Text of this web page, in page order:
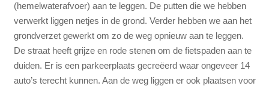
(hemelwaterafvoer) aan te leggen. De putten die we hebben
verwerkt liggen netjes in de grond. Verder hebben we aan het
grondverzet gewerkt om zo de weg opnieuw aan te leggen.
De straat heeft grijze en rode stenen om de fietspaden aan te
duiden. Er is een parkeerplaats gecreëerd waar ongeveer 14
auto’s terecht kunnen. Aan de weg liggen er ook plaatsen voor